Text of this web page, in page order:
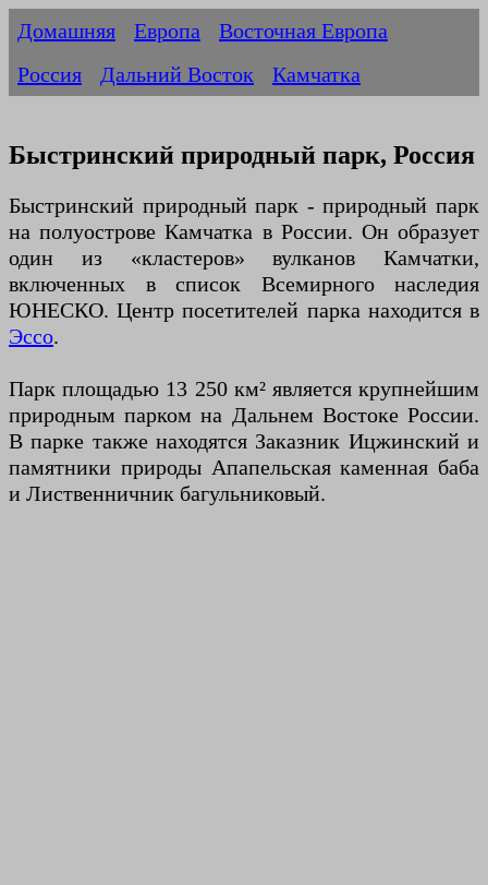
Домашняя Европа
Восточная Европа
Россия
Дальний Восток Камчатка
Быстринский природный парк, Россия
Быстринский природный парк - природный парк
на полуострове Камчатка в России. Он образует
один из «кластеров» вулканов Камчатки,
включенных в список Всемирного наследия
ЮНЕСКО. Центр посетителей парка находится в
Эссо.
Парк площадью 13 250 км² является крупнейшим
природным парком на Дальнем Востоке России.
В парке также находятся Заказник Ицжинский и
памятники природы Апапельская каменная баба
и Лиственничник багульниковый.